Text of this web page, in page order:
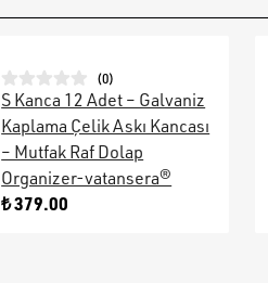
(0)
S Kanca 12 Adet – Galvaniz
Kaplama Çelik Askı Kancası
– Mutfak Raf Dolap
Organizer-vatansera®
₺ 379.00